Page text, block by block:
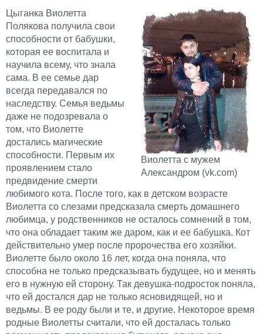
Виолетта с мужем
Александром (vk.com)
Цыганка Виолетта
Полякова получила свои
способности от бабушки,
которая ее воспитала и
научила всему, что знала
сама. В ее семье дар
всегда передавался по
наследству. Семья ведьмы
даже не подозревала о
том, что Виолетте
достались магические
способности. Первым их
проявлением стало
предвидение смерти
любимого кота. После того, как в детском возрасте
Виолетта со слезами предсказала смерть домашнего
любимца, у родственников не осталось сомнений в том,
что она обладает таким же даром, как и ее бабушка. Кот
действительно умер после пророчества его хозяйки.
Виолетте было около 16 лет, когда она поняла, что
способна не только предсказывать будущее, но и менять
его в нужную ей сторону. Так девушка-подросток поняла,
что ей достался дар не только ясновидящей, но и
ведьмы. В ее роду были и те, и другие. Некоторое время
родные Виолетты считали, что ей досталась только